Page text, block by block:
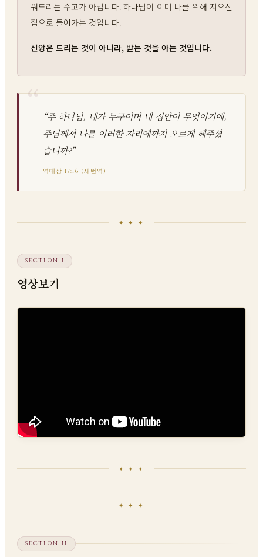
워드리는 수고가 아닙니다. 하나님이 이미 나를 위해 지으신
집으로 들어가는 것입니다.
신앙은 드리는 것이 아니라, 받는 것을 아는 것입니다.
“주 하나님, 내가 누구이며 내 집안이 무엇이기에,
주님께서 나를 이러한 자리에까지 오르게 해주셨
습니까?”
역대상 17:16 (새번역)
✦ ✦ ✦
SECTION I
영상보기
✦ ✦ ✦
✦ ✦ ✦
SECTION II